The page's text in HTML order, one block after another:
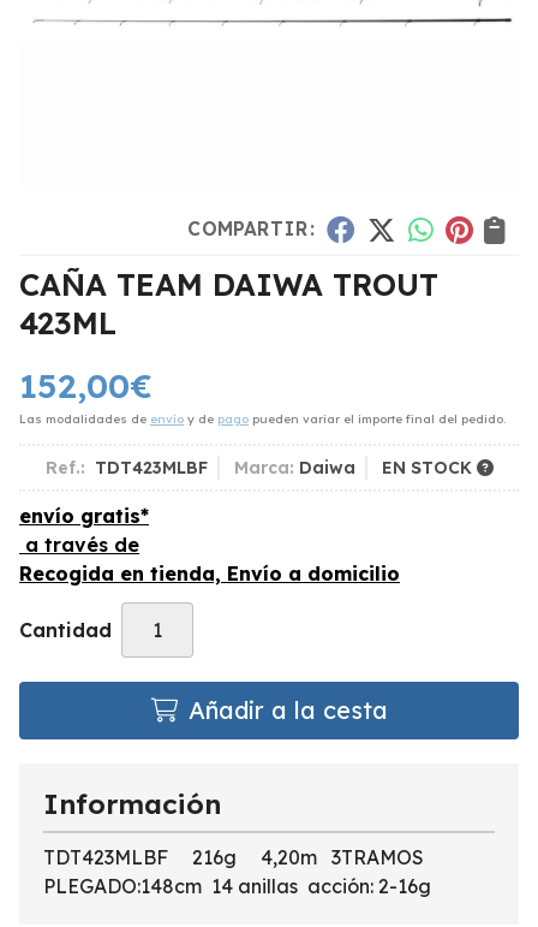
COMPARTIR:
CAÑA TEAM DAIWA TROUT
423ML
152,00€
Las modalidades de envío y de pago pueden variar el importe final del pedido.
Ref.: TDT423MLBF Marca: Daiwa EN STOCK
envío gratis*
a través de
Recogida en tienda, Envío a domicilio
Cantidad
Añadir a la cesta
Información
TDT423MLBF 216g 4,20m 3TRAMOS
PLEGADO:148cm 14 anillas acción: 2-16g